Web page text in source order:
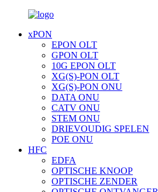
xPON
EPON OLT
GPON OLT
10G EPON OLT
XG(S)-PON OLT
XG(S)-PON ONU
DATA ONU
CATV ONU
STEM ONU
DRIEVOUDIG SPELEN
POE ONU
HFC
EDFA
OPTISCHE KNOOP
OPTISCHE ZENDER